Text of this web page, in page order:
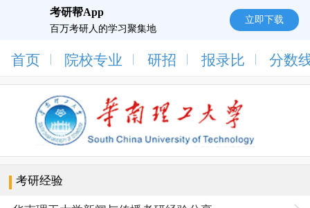
考研帮App
百万考研人的学习聚集地
立即下载
首页 院校专业 研招 报录比 分数
考研经验